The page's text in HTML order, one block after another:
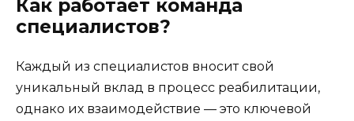
Как работает команда
специалистов?
Каждый из специалистов вносит свой
уникальный вклад в процесс реабилитации,
однако их взаимодействие — это ключевой